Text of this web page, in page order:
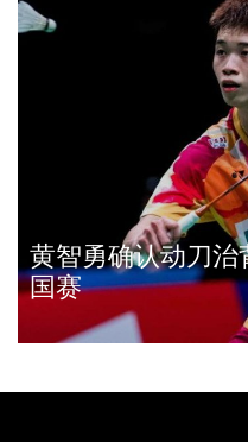
黄智勇确认动刀治
国赛